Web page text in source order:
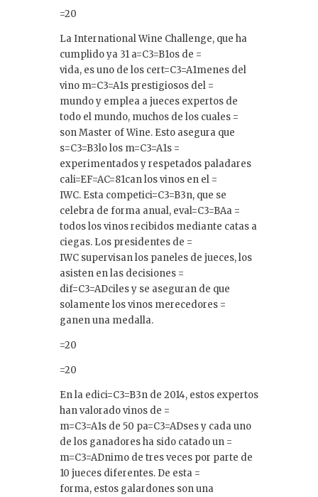
=20
La International Wine Challenge, que ha
cumplido ya 31 a=C3=B1os de =
vida, es uno de los cert=C3=A1menes del
vino m=C3=A1s prestigiosos del =
mundo y emplea a jueces expertos de
todo el mundo, muchos de los cuales =
son Master of Wine. Esto asegura que
s=C3=B3lo los m=C3=A1s =
experimentados y respetados paladares
cali=EF=AC=81can los vinos en el =
IWC. Esta competici=C3=B3n, que se
celebra de forma anual, eval=C3=BAa =
todos los vinos recibidos mediante catas a
ciegas. Los presidentes de =
IWC supervisan los paneles de jueces, los
asisten en las decisiones =
dif=C3=ADciles y se aseguran de que
solamente los vinos merecedores =
ganen una medalla.
=20
=20
En la edici=C3=B3n de 2014, estos expertos
han valorado vinos de =
m=C3=A1s de 50 pa=C3=ADses y cada uno
de los ganadores ha sido catado un =
m=C3=ADnimo de tres veces por parte de
10 jueces diferentes. De esta =
forma, estos galardones son una